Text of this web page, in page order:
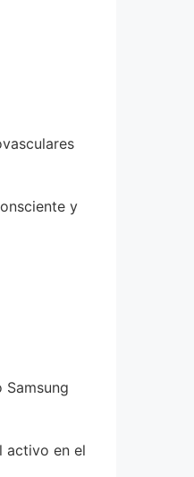
y
activo en el